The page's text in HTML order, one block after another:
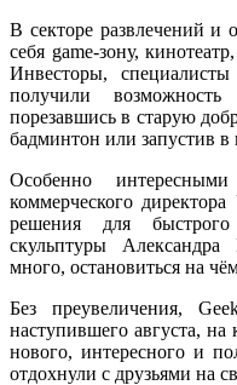
В секторе развлечений и
себя game-зону,
Инвесторы,
получили возможность
порезавшись в старую
бадминтон или запустив в
Особенно
коммерческого
решения для быстрого
скульптуры
много, остановиться на
Без преувеличения,
наступившего августа,
нового, интересного и
отдохнули с друзьями на